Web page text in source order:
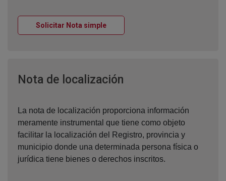
Solicitar Nota simpleVentana nueva
Nota de localización
La nota de localización proporciona información
meramente instrumental que tiene como objeto
facilitar la localización del Registro, provincia y
municipio donde una determinada persona física o
jurídica tiene bienes o derechos inscritos.